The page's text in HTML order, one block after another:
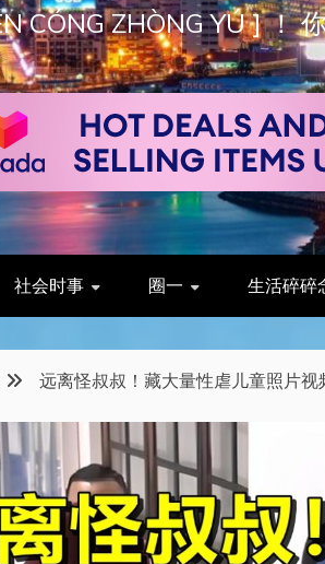
CÓNG ZHÒNG YÚ ] ！
社会时事 圈一 生活碎碎
远离怪叔叔！藏大量性虐儿童照片